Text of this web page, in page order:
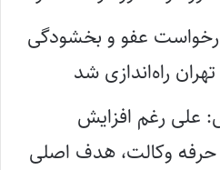
عفو و بخشودگی
راه‌اندازی شد
علی رغم افزایش
وکالت، هدف اصلی